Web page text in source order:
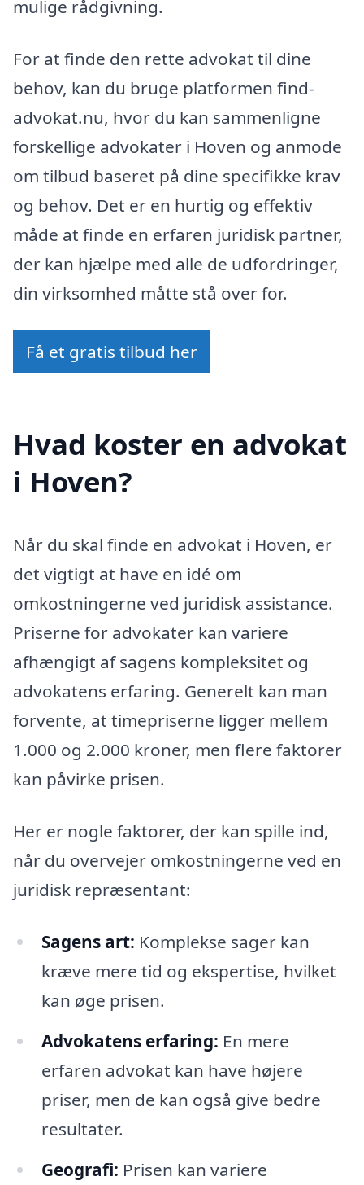
mulige rådgivning.
For at finde den rette advokat til dine
behov, kan du bruge platformen find-
advokat.nu, hvor du kan sammenligne
forskellige advokater i Hoven og anmode
om tilbud baseret på dine specifikke krav
og behov. Det er en hurtig og effektiv
måde at finde en erfaren juridisk partner,
der kan hjælpe med alle de udfordringer,
din virksomhed måtte stå over for.
Få et gratis tilbud her
Hvad koster en advokat
i Hoven?
Når du skal finde en advokat i Hoven, er
det vigtigt at have en idé om
omkostningerne ved juridisk assistance.
Priserne for advokater kan variere
afhængigt af sagens kompleksitet og
advokatens erfaring. Generelt kan man
forvente, at timepriserne ligger mellem
1.000 og 2.000 kroner, men flere faktorer
kan påvirke prisen.
Her er nogle faktorer, der kan spille ind,
når du overvejer omkostningerne ved en
juridisk repræsentant:
Sagens art: Komplekse sager kan
kræve mere tid og ekspertise, hvilket
kan øge prisen.
Advokatens erfaring: En mere
erfaren advokat kan have højere
priser, men de kan også give bedre
resultater.
Geografi: Prisen kan variere